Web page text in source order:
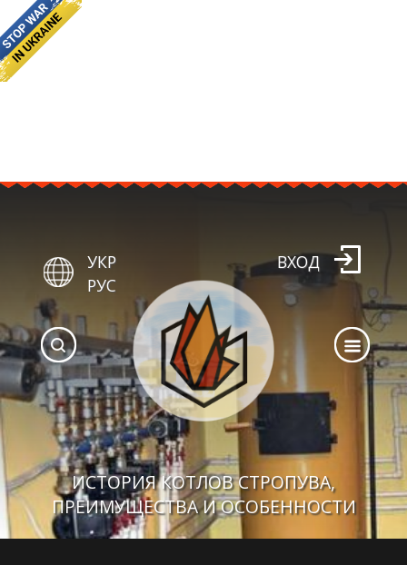
ИСТОРИЯ КОТЛОВ СТРОПУВА,
ПРЕИМУЩЕСТВА И ОСОБЕННОСТИ
УКР
РУС
ВХОД